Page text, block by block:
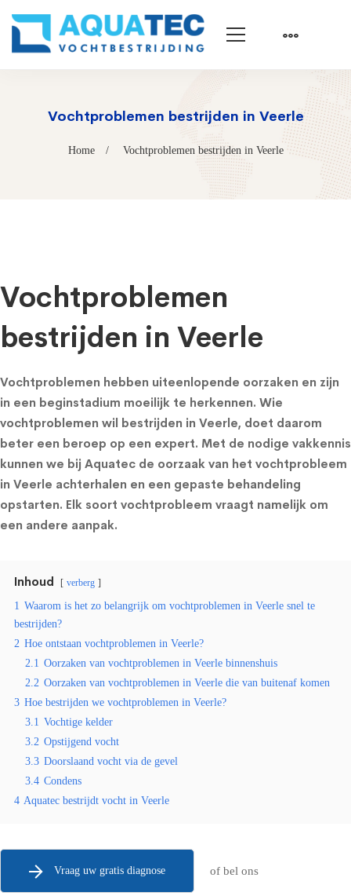
Vochtproblemen bestrijden in Veerle
Home Vochtproblemen bestrijden in Veerle
Vochtproblemen
bestrijden in Veerle
Vochtproblemen hebben uiteenlopende oorzaken en zijn
in een beginstadium moeilijk te herkennen. Wie
vochtproblemen wil bestrijden in Veerle, doet daarom
beter een beroep op een expert. Met de nodige vakkennis
kunnen we bij Aquatec de oorzaak van het vochtprobleem
in Veerle achterhalen en een gepaste behandeling
opstarten. Elk soort vochtprobleem vraagt namelijk om
een andere aanpak.
Inhoud verberg
1 Waarom is het zo belangrijk om vochtproblemen in Veerle snel te
bestrijden?
2 Hoe ontstaan vochtproblemen in Veerle?
2.1 Oorzaken van vochtproblemen in Veerle binnenshuis
2.2 Oorzaken van vochtproblemen in Veerle die van buitenaf komen
3 Hoe bestrijden we vochtproblemen in Veerle?
3.1 Vochtige kelder
3.2 Opstijgend vocht
3.3 Doorslaand vocht via de gevel
3.4 Condens
4 Aquatec bestrijdt vocht in Veerle
Vraag uw gratis diagnose of bel ons